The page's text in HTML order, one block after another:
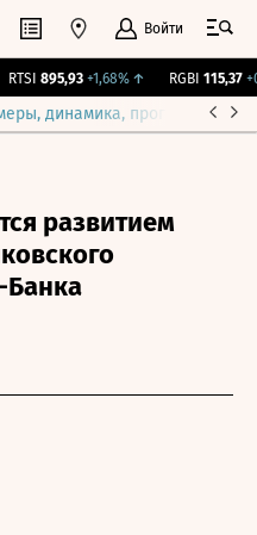
Войти
RTSI 895,93 +1,68% ↑ RGBI 115,37
динамика, прогнозы
развитием